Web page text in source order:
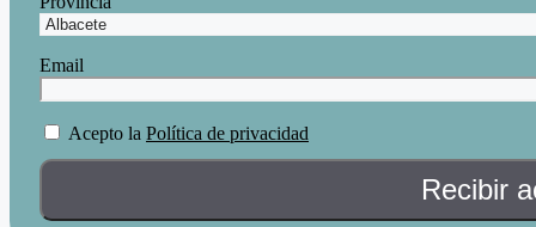
Email
Acepto la Política de privacidad